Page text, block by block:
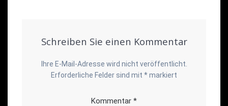
Schreiben Sie einen Kommentar
Ihre E-Mail-Adresse wird nicht veröffentlicht.
Erforderliche Felder sind mit *markiert
Kommentar *